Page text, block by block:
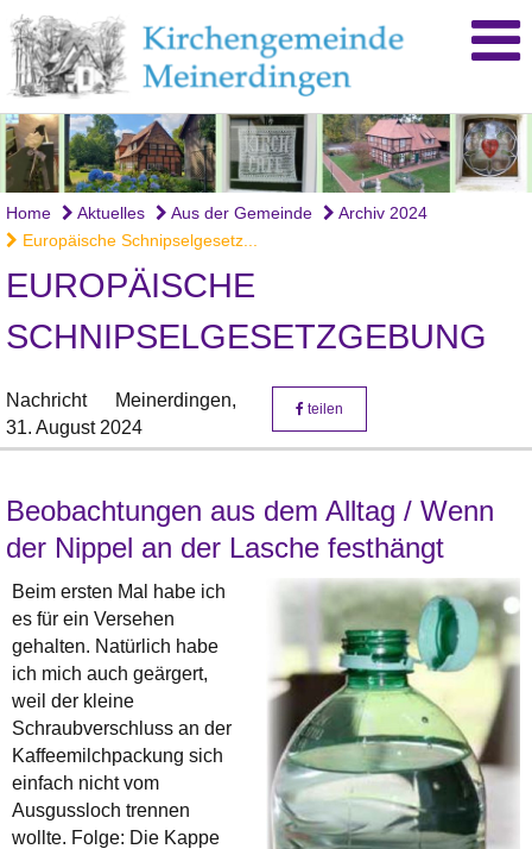
© Birger Schwarz / Kirchengemeine Meinerdingen
Home Aktuelles Aus der Gemeinde
Archiv 2024
Europäische Schnipselgesetz...
EUROPÄISCHE
SCHNIPSELGESETZGEBUNG
Nachricht
Meinerdingen,
31. August 2024
teilen
Beobachtungen aus dem Alltag / Wenn
der Nippel an der Lasche festhängt
Beim ersten Mal habe ich
es für ein Versehen
gehalten. Natürlich habe
ich mich auch geärgert,
weil der kleine
Schraubverschluss an der
Kaffeemilchpackung sich
einfach nicht vom
Ausgussloch trennen
wollte. Folge: Die Kappe